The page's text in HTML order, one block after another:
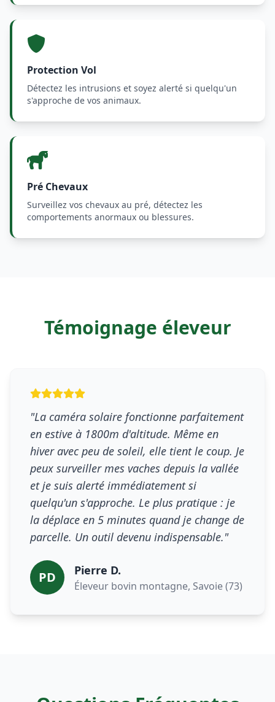
Protection Vol
Détectez les intrusions et soyez alerté si quelqu'un
s'approche de vos animaux.
Pré Chevaux
Surveillez vos chevaux au pré, détectez les
comportements anormaux ou blessures.
Témoignage éleveur
"La caméra solaire fonctionne parfaitement
en estive à 1800m d'altitude. Même en
hiver avec peu de soleil, elle tient le coup. Je
peux surveiller mes vaches depuis la vallée
et je suis alerté immédiatement si
quelqu'un s'approche. Le plus pratique : je
la déplace en 5 minutes quand je change de
parcelle. Un outil devenu indispensable."
PD Pierre D.
Éleveur bovin montagne, Savoie (73)